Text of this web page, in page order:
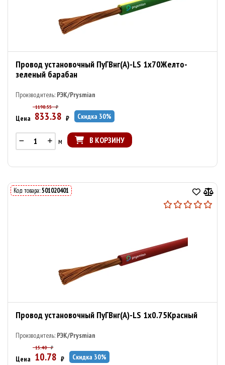
Провод установочный ПуГВнг(А)-LS 1х70Желто-
зеленый барабан
Производитель: РЭК/Prysmian
1190.55 ₽
Цена 833.38 ₽ Скидка 30%
м В КОРЗИНУ
Код товара:501020401
Провод установочный ПуГВнг(А)-LS 1х0.75Красный
Производитель: РЭК/Prysmian
15.40 ₽
Цена 10.78 ₽ Скидка 30%